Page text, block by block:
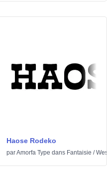
Haose Rodeko
parAmorfa Type dans Fantaisie /